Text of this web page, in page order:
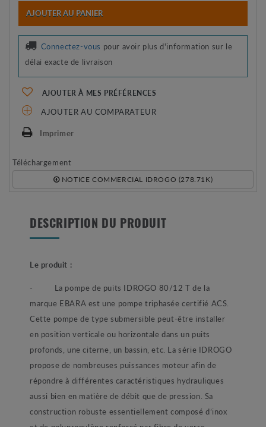
AJOUTER AU PANIER
Connectez-vous pour avoir plus d'information sur le
délai exacte de livraison
AJOUTER À MES PRÉFÉRENCES
AJOUTER AU COMPARATEUR
Imprimer
Téléchargement
NOTICE COMMERCIAL IDROGO (278.71K)
DESCRIPTION DU PRODUIT
Le produit :
- La pompe de puits IDROGO 80/12 T de la
marque EBARA est une pompe triphasée certifié ACS.
Cette pompe de type submersible peut-être installer
en position verticale ou horizontale dans un puits
profonds, une citerne, un bassin, etc. La série IDROGO
propose de nombreuses puissances moteur afin de
répondre à différentes caractéristiques hydrauliques
aussi bien en matière de débit que de pression. Sa
construction robuste essentiellement composé d’inox